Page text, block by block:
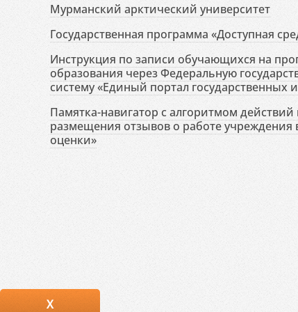
Мурманский арктический университет
Государственная программа «Доступная
Инструкция по записи обучающихся на
образования через Федеральную
систему «Единый портал государственных
Памятка-навигатор с алгоритмом действий
размещения отзывов о работе учреждения
оценки»
X